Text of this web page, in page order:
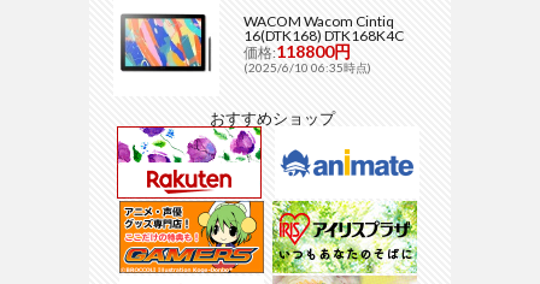
WACOM Wacom Cintiq
16(DTK168) DTK168K4C
価格:118800円
(2025/6/10 06:35時点)
おすすめショップ